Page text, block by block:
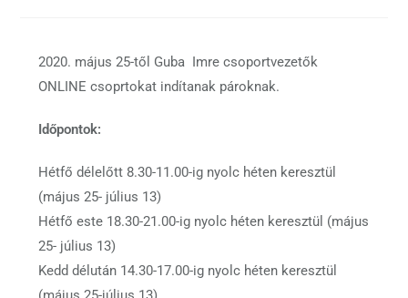
2020. május 25-től Guba Imre csoportvezetők
ONLINE csoprtokat indítanak pároknak.
Időpontok:
Hétfő délelőtt 8.30-11.00-ig nyolc héten keresztül
(május 25- július 13)
Hétfő este 18.30-21.00-ig nyolc héten keresztül (május
25- július 13)
Kedd délután 14.30-17.00-ig nyolc héten keresztül